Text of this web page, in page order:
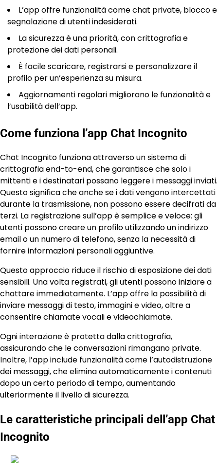
L’app offre funzionalità come chat private, blocco e
segnalazione di utenti indesiderati.
La sicurezza è una priorità, con crittografia e
protezione dei dati personali.
È facile scaricare, registrarsi e personalizzare il
profilo per un’esperienza su misura.
Aggiornamenti regolari migliorano le funzionalità e
l’usabilità dell’app.
Come funziona l’app Chat Incognito
Chat Incognito funziona attraverso un sistema di
crittografia end-to-end, che garantisce che solo i
mittenti e i destinatari possano leggere i messaggi inviati.
Questo significa che anche se i dati vengono intercettati
durante la trasmissione, non possono essere decifrati da
terzi. La registrazione sull’app è semplice e veloce: gli
utenti possono creare un profilo utilizzando un indirizzo
email o un numero di telefono, senza la necessità di
fornire informazioni personali aggiuntive.
Questo approccio riduce il rischio di esposizione dei dati
sensibili. Una volta registrati, gli utenti possono iniziare a
chattare immediatamente. L’app offre la possibilità di
inviare messaggi di testo, immagini e video, oltre a
consentire chiamate vocali e videochiamate.
Ogni interazione è protetta dalla crittografia,
assicurando che le conversazioni rimangano private.
Inoltre, l’app include funzionalità come l’autodistruzione
dei messaggi, che elimina automaticamente i contenuti
dopo un certo periodo di tempo, aumentando
ulteriormente il livello di sicurezza.
Le caratteristiche principali dell’app Chat
Incognito